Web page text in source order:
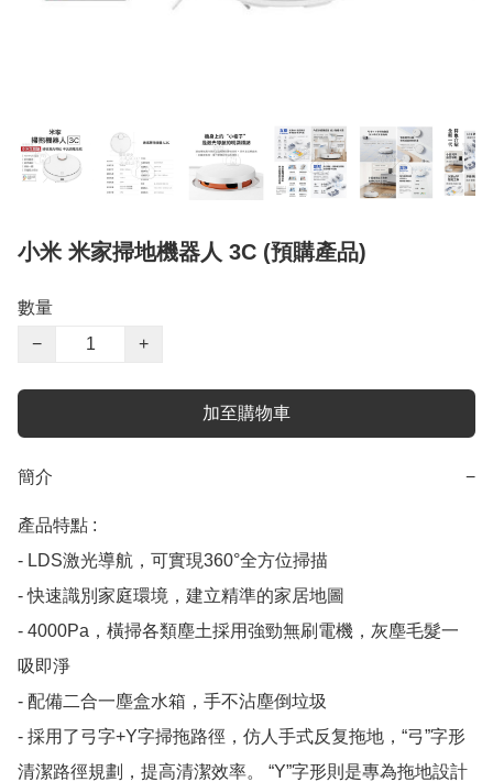
小米 米家掃地機器人 3C (預購產品)
數量
−
+
加至購物車
簡介 −
產品特點 :
- LDS激光導航，可實現360°全方位掃描
- 快速識別家庭環境，建立精準的家居地圖
- 4000Pa，橫掃各類塵土採用強勁無刷電機，灰塵毛髮一
吸即淨
- 配備二合一塵盒水箱，手不沾塵倒垃圾
- 採用了弓字+Y字掃拖路徑，仿人手式反复拖地，“弓”字形
清潔路徑規劃，提高清潔效率。 “Y”字形則是專為拖地設計